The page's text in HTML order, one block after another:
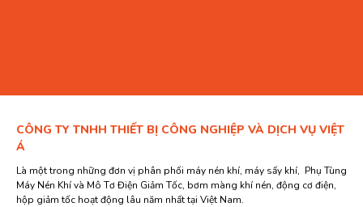
CÔNG TY TNHH THIẾT BỊ CÔNG NGHIỆP VÀ DỊCH VỤ VIỆT
Á
Là một trong những đơn vị phân phối máy nén khí, máy sấy khí, Phụ Tùng
Máy Nén Khí và Mô Tơ Điện Giảm Tốc, bơm màng khí nén, động cơ điện,
hộp giảm tốc hoạt động lâu năm nhất tại Việt Nam.